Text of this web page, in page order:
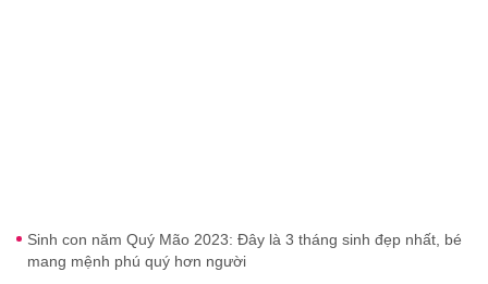
Sinh con năm Quý Mão 2023: Đây là 3 tháng sinh đẹp nhất, bé
mang mệnh phú quý hơn người